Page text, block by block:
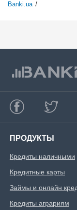
Banki.ua /
ПРОДУКТЫ
Кредиты наличными
Кредитные карты
Займы и онлайн
Кредиты аграриям